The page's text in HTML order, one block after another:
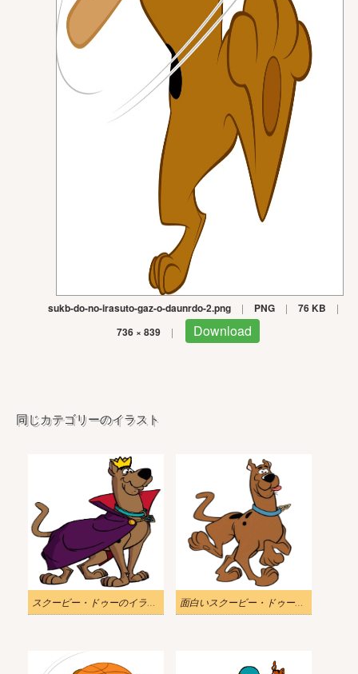
sukb-do-no-irasuto-gaz-o-daunrdo-2.png | PNG | 76 KB |
736 × 839 | Download
同じカテゴリーのイラスト
スクービー・ドゥーのイラストを無料でダウンロード 3 面白いスクービー・ドゥーのイラスト